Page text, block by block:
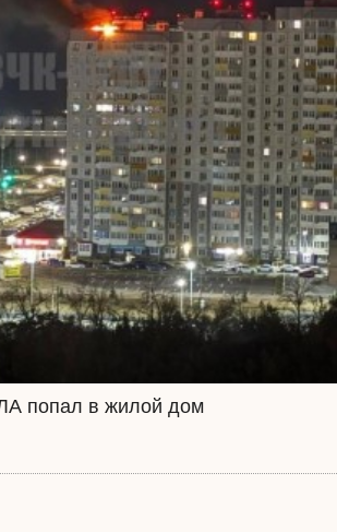
попал в жилой дом